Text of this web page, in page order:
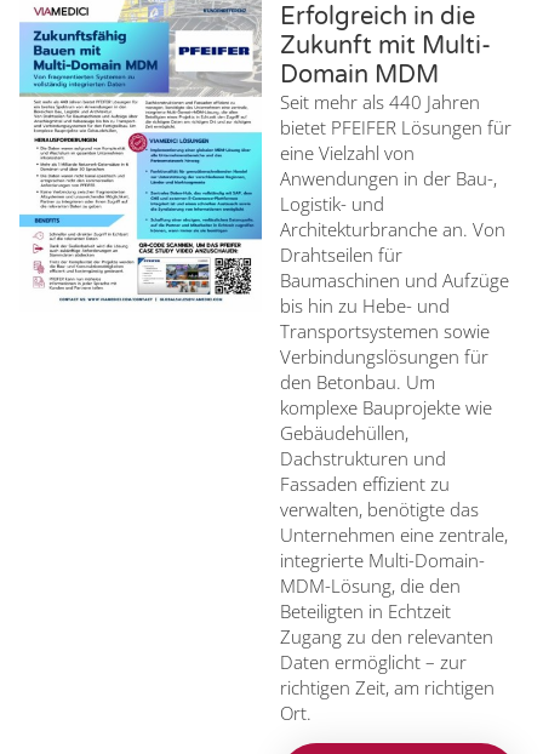
Erfolgreich in die
Zukunft mit Multi-
Domain MDM
Seit mehr als 440 Jahren
bietet PFEIFER Lösungen für
eine Vielzahl von
Anwendungen in der Bau-,
Logistik- und
Architekturbranche an. Von
Drahtseilen für
Baumaschinen und Aufzüge
bis hin zu Hebe- und
Transportsystemen sowie
Verbindungslösungen für
den Betonbau. Um
komplexe Bauprojekte wie
Gebäudehüllen,
Dachstrukturen und
Fassaden effizient zu
verwalten, benötigte das
Unternehmen eine zentrale,
integrierte Multi-Domain-
MDM-Lösung, die den
Beteiligten in Echtzeit
Zugang zu den relevanten
Daten ermöglicht – zur
richtigen Zeit, am richtigen
Ort.